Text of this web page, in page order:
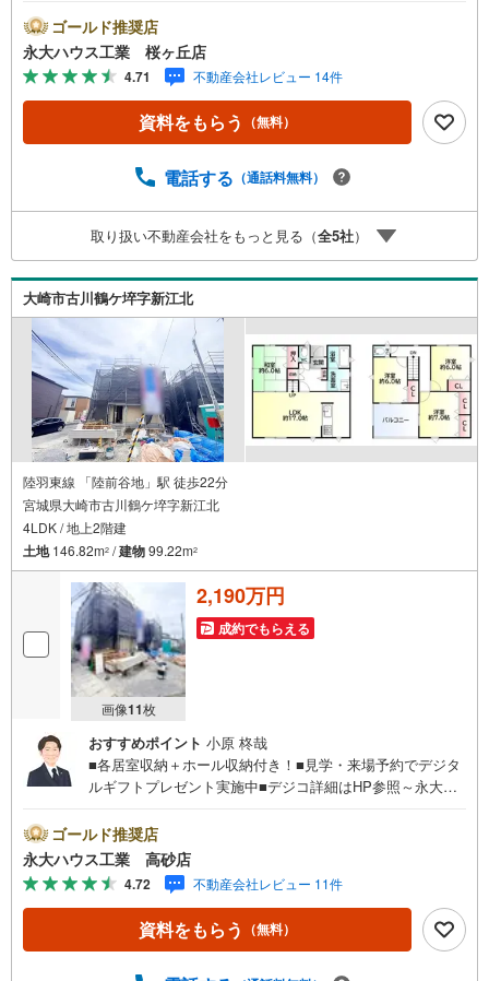
く2つに分けてご紹介！1.＜豊富な不動産知識＞戸建・マン
ション・土地...と種別を問わず不動産を取り扱っておりま
す。更に教育施設や商業施設、子育て環境や行政などの地
域情報を総合し、お客様により良い物件選びをして頂ける
よう、しっかりとサポートさせて頂きます。2.＜経験豊富
なスタッフ＞当社では【購入】【売却】【引っ越し】【リ
購入時に気になる住宅ローン各種税金についても、誠心誠
備！お子様連れのご家族様で是非お越しください。営業時
間:10:00～18:00（定休日火・水曜日※店舗により変動あ
り）現地のご案内も可能ですので、どうぞお気軽にお問い
合わせください！
ゴールド推奨店
永大ハウス工業 桜ヶ丘店
4.71 不動産会社レビュー 14件
資料をもらう （無料）
電話する （通話料無料）
取り扱い不動産会社をもっと見る（全5社）
大崎市古川鶴ケ埣字新江北
陸羽東線 「陸前谷地」駅 徒歩22分
宮城県大崎市古川鶴ケ埣字新江北
4LDK / 地上2階建
土地146.82m2 /建物99.22m2
画像11枚
2,190万円
成約でもらえる
おすすめポイント 小原 柊哉
■各居室収納＋ホール収納付き！■見学・来場予約でデジタ
ルギフトプレゼント実施中■デジコ詳細はHP参照～永大ハ
開中！こちらでは当社の強みを大きく2つに分けてご紹介！
1.＜豊富な不動産知識＞戸建・マンション・土地...と種別
を問わず不動産を取り扱っております。更に教育施設や商
業施設、子育て環境や行政などの地域情報を総合し、お客
様により良い物件選びをして頂けるよう、しっかりとサポ
ートさせて頂きます。2.＜経験豊富なスタッフ＞当社では
ゴールド推奨店
永大ハウス工業 高砂店
4.72 不動産会社レビュー 11件
資料をもらう （無料）